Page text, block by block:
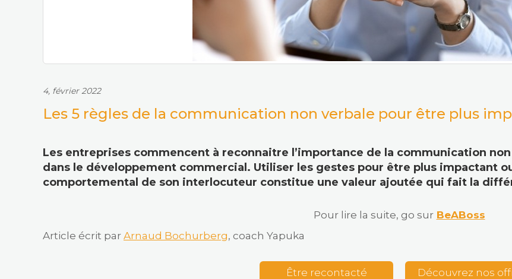
4, février 2022
Les 5 règles de la communication non verbale pour être plus
Les entreprises commencent à reconnaitre l’importance de la communication
dans le développement commercial. Utiliser les gestes pour être plus impactant
comportemental de son interlocuteur constitue une valeur ajoutée qui fait la
Pour lire la suite, go sur BeABoss
Article écrit par Arnaud Bochurberg, coach Yapuka
Être recontacté Découvrez nos